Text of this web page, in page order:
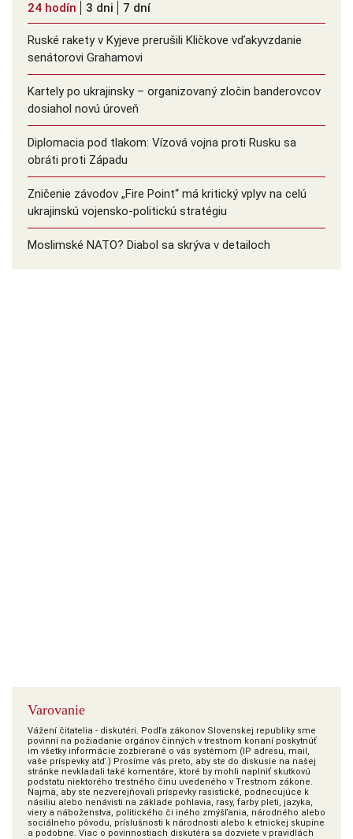
24 hodín 3 dni 7 dní
Ruské rakety v Kyjeve prerušili Kličkove vďakyvzdanie
senátorovi Grahamovi
Kartely po ukrajinsky – organizovaný zločin banderovcov
dosiahol novú úroveň
Diplomacia pod tlakom: Vízová vojna proti Rusku sa
obráti proti Západu
Zničenie závodov „Fire Point“ má kritický vplyv na celú
ukrajinskú vojensko-politickú stratégiu
Moslimské NATO? Diabol sa skrýva v detailoch
Varovanie
Vážení čitatelia - diskutéri. Podľa zákonov Slovenskej republiky sme
povinní na požiadanie orgánov činných v trestnom konaní poskytnúť
im všetky informácie zozbierané o vás systémom (IP adresu, mail,
vaše príspevky atď.) Prosíme vás preto, aby ste do diskusie na našej
stránke nevkladali také komentáre, ktoré by mohli naplniť skutkovú
podstatu niektorého trestného činu uvedeného v Trestnom zákone.
Najmä, aby ste nezverejňovali príspevky rasistické, podnecujúce k
násiliu alebo nenávisti na základe pohlavia, rasy, farby pleti, jazyka,
viery a náboženstva, politického či iného zmýšľania, národného alebo
sociálneho pôvodu, príslušnosti k národnosti alebo k etnickej skupine
a podobne. Viac o povinnostiach diskutéra sa dozviete v pravidlách